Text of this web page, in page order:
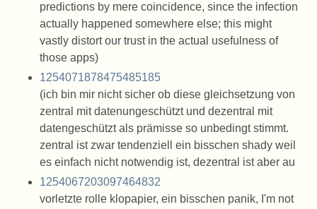
predictions by mere coincidence, since the infection
actually happened somewhere else; this might
vastly distort our trust in the actual usefulness of
those apps)
1254071878475485185
(ich bin mir nicht sicher ob diese gleichsetzung von
zentral mit datenungeschützt und dezentral mit
datengeschützt als prämisse so unbedingt stimmt.
zentral ist zwar tendenziell ein bisschen shady weil
es einfach nicht notwendig ist, dezentral ist aber au
1254067203097464832
vorletzte rolle klopapier, ein bisschen panik, I'm not